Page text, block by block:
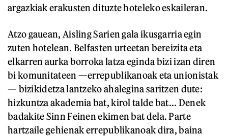
argazkiak erakusten dituzte hoteleko eskaileran.
Atzo gauean, Aisling Sarien gala ikusgarria egin
zuten hotelean. Belfasten urteetan bereizita eta
elkarren aurka borroka latza eginda bizi izan diren
bi komunitateen —errepublikanoak eta unionistak
— bizikidetza lantzeko ahalegina saritzen dute:
hizkuntza akademia bat, kirol talde bat... Denek
badakite Sinn Feinen ekimen bat dela. Parte
hartzaile gehienak errepublikanoak dira, baina